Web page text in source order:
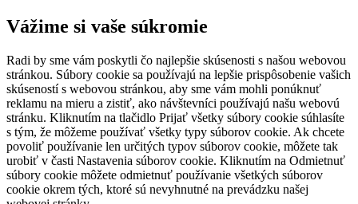
Vážime si vaše súkromie
Radi by sme vám poskytli čo najlepšie skúsenosti s našou webovou
stránkou. Súbory cookie sa používajú na lepšie prispôsobenie vašich
skúseností s webovou stránkou, aby sme vám mohli ponúknuť
reklamu na mieru a zistiť, ako návštevníci používajú našu webovú
stránku. Kliknutím na tlačidlo Prijať všetky súbory cookie súhlasíte
s tým, že môžeme používať všetky typy súborov cookie. Ak chcete
povoliť používanie len určitých typov súborov cookie, môžete tak
urobiť v časti Nastavenia súborov cookie. Kliknutím na Odmietnuť
súbory cookie môžete odmietnuť používanie všetkých súborov
cookie okrem tých, ktoré sú nevyhnutné na prevádzku našej